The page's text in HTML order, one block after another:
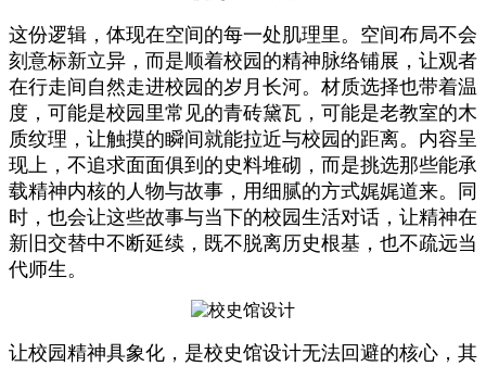
这份逻辑，体现在空间的每一处肌理里。空间布局不会
刻意标新立异，而是顺着校园的精神脉络铺展，让观者
在行走间自然走进校园的岁月长河。材质选择也带着温
度，可能是校园里常见的青砖黛瓦，可能是老教室的木
质纹理，让触摸的瞬间就能拉近与校园的距离。内容呈
现上，不追求面面俱到的史料堆砌，而是挑选那些能承
载精神内核的人物与故事，用细腻的方式娓娓道来。同
时，也会让这些故事与当下的校园生活对话，让精神在
新旧交替中不断延续，既不脱离历史根基，也不疏远当
代师生。
让校园精神具象化，是校史馆设计无法回避的核心，其